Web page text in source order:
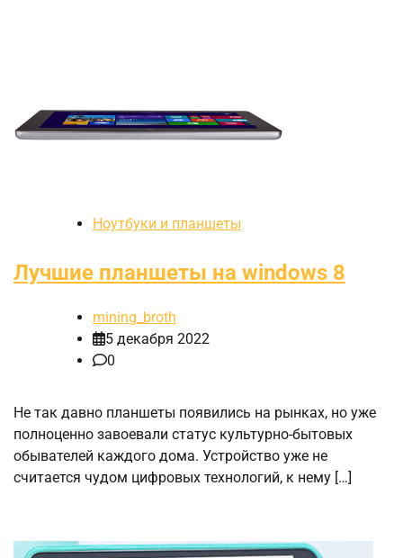
Ноутбуки и планшеты
Лучшие планшеты на windows 8
mining_broth
5 декабря 2022
0
Не так давно планшеты появились на рынках, но уже
полноценно завоевали статус культурно-бытовых
обывателей каждого дома. Устройство уже не
считается чудом цифровых технологий, к нему […]